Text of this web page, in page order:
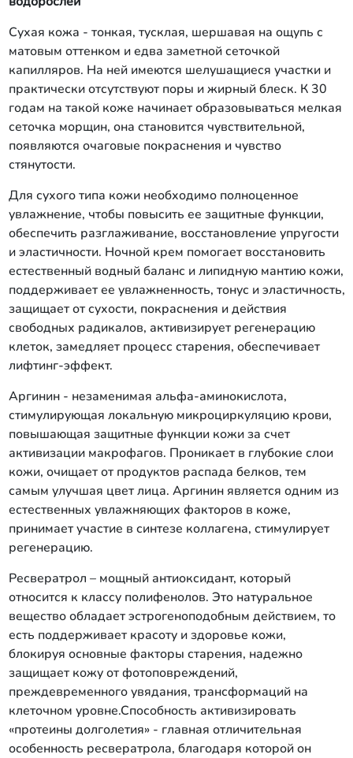
Сухая кожа - тонкая, тусклая, шершавая на ощупь с
матовым оттенком и едва заметной сеточкой
капилляров. На ней имеются шелушащиеся участки и
практически отсутствуют поры и жирный блеск. К 30
годам на такой коже начинает образовываться мелкая
сеточка морщин, она становится чувствительной,
появляются очаговые покраснения и чувство
стянутости.
Для сухого типа кожи необходимо полноценное
увлажнение, чтобы повысить ее защитные функции,
обеспечить разглаживание, восстановление упругости
и эластичности. Ночной крем помогает восстановить
естественный водный баланс и липидную мантию кожи,
поддерживает ее увлажненность, тонус и эластичность,
защищает от сухости, покраснения и действия
свободных радикалов, активизирует регенерацию
клеток, замедляет процесс старения, обеспечивает
лифтинг-эффект.
Аргинин - незаменимая альфа-аминокислота,
стимулирующая локальную микроциркуляцию крови,
повышающая защитные функции кожи за счет
активизации макрофагов. Проникает в глубокие слои
кожи, очищает от продуктов распада белков, тем
самым улучшая цвет лица. Аргинин является одним из
естественных увлажняющих факторов в коже,
принимает участие в синтезе коллагена, стимулирует
регенерацию.
Ресвератрол – мощный антиоксидант, который
относится к классу полифенолов. Это натуральное
вещество обладает эстрогеноподобным действием, то
есть поддерживает красоту и здоровье кожи,
блокируя основные факторы старения, надежно
защищает кожу от фотоповреждений,
преждевременного увядания, трансформаций на
клеточном уровне.Способность активизировать
«протеины долголетия» - главная отличительная
особенность ресвератрола, благодаря которой он